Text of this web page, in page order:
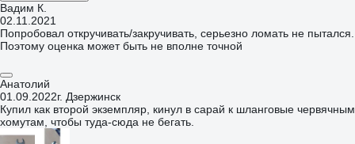
Вадим К.
02.11.2021
Попробовал откручивать/закручивать, серьезно ломать не пытался.
Поэтому оценка может быть не вполне точной
Анатолий
01.09.2022г. Дзержинск
Купил как второй экземпляр, кинул в сарай к шланговые червячным
хомутам, чтобы туда-сюда не бегать.